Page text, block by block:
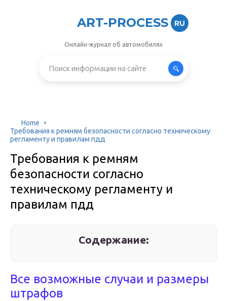
ART-PROCESS RU
Онлайн-журнал об автомобилях
Home
Требования к ремням безопасности согласно техническому
регламенту и правилам пдд
Требования к ремням
безопасности согласно
техническому регламенту и
правилам пдд
Содержание:
Все возможные случаи и размеры
штрафов